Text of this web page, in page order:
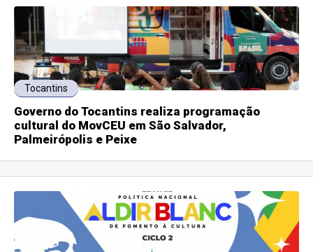
Tocantins
Governo do Tocantins realiza programação
cultural do MovCEU em São Salvador,
Palmeirópolis e Peixe